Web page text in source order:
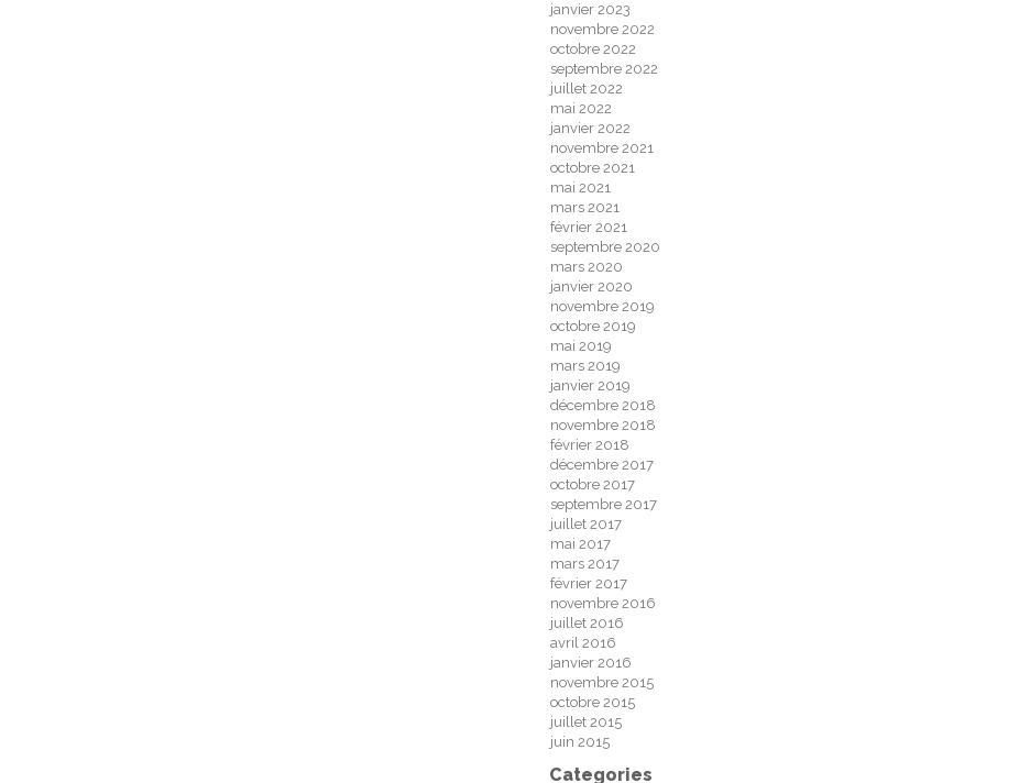
janvier 2023
novembre 2022
octobre 2022
septembre 2022
juillet 2022
mai 2022
janvier 2022
novembre 2021
octobre 2021
mai 2021
mars 2021
février 2021
septembre 2020
mars 2020
janvier 2020
novembre 2019
octobre 2019
mai 2019
mars 2019
janvier 2019
décembre 2018
novembre 2018
février 2018
décembre 2017
octobre 2017
septembre 2017
juillet 2017
mai 2017
mars 2017
février 2017
novembre 2016
juillet 2016
avril 2016
janvier 2016
novembre 2015
octobre 2015
juillet 2015
juin 2015
Categories